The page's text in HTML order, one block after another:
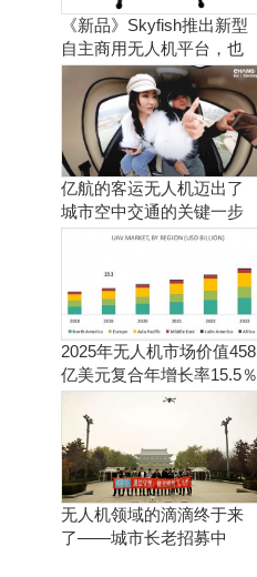
《新品》Skyfish推出新型
自主商用无人机平台，也
可搭载Sony Alpha相机
亿航的客运无人机迈出了
城市空中交通的关键一步
2025年无人机市场价值458
亿美元复合年增长率15.5％
无人机领域的滴滴终于来
了——城市长老招募中